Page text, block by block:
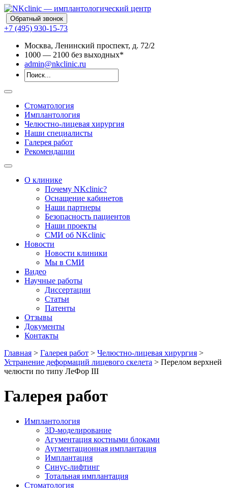
Обратный звонок
+7 (495) 930-15-73
Москва, Ленинский проспект, д. 72/2
1000 — 2100 без выходных*
admin@nkclinic.ru
Стоматология
Имплантология
Челюстно-лицевая хирургия
Наши специалисты
Галерея работ
Рекомендации
О клинике
Почему NKclinic?
Оснащение кабинетов
Наши партнеры
Безопасность пациентов
Наши проекты
СМИ об NKclinic
Новости
Новости клиники
Мы в СМИ
Видео
Научные работы
Диссертации
Статьи
Патенты
Отзывы
Документы
Контакты
Главная > Галерея работ > Челюстно-лицевая хирургия >
Устранение деформаций лицевого скелета > Перелом верхней
челюсти по типу ЛеФор III
Галерея работ
Имплантология
3D-моделирование
Агументация костными блоками
Аугментационная имплантация
Имплантация
Синус-лифтинг
Тотальная имплантация
Стоматология